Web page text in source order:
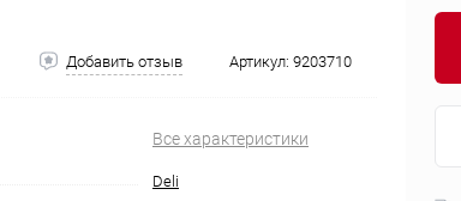
Добавить отзыв Артикул: 9203710
Все характеристики
Deli